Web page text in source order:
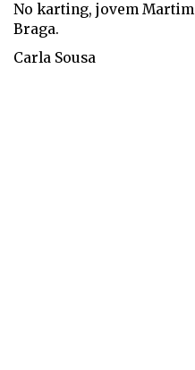
No karting, jovem
Braga.
Carla Sousa